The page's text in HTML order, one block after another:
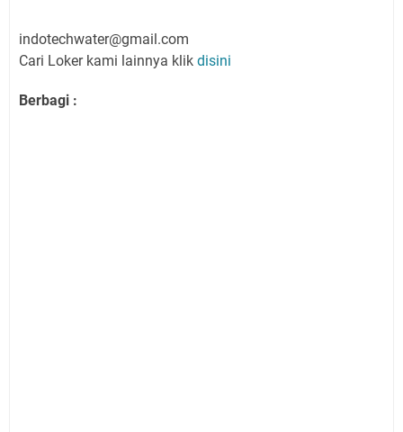
indotechwater@gmail.com
Cari Loker kami lainnya klik disini
Berbagi :